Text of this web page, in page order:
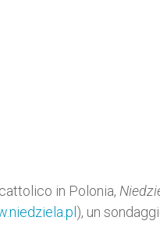
in Polonia,
), un